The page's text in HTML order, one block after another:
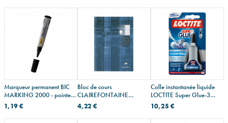
Marqueur permanent BIC
MARKING 2000 - pointe
ogive moyenne
1,19 €
Bloc de cours
CLAIREFONTAINE
perforation 2 trous - A4
4,22 €
Colle instantanée liquide
LOCTITE Super Glue-3
CONTROL
10,25 €